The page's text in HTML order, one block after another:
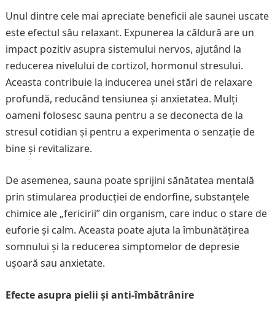
Unul dintre cele mai apreciate beneficii ale saunei uscate
este efectul său relaxant. Expunerea la căldură are un
impact pozitiv asupra sistemului nervos, ajutând la
reducerea nivelului de cortizol, hormonul stresului.
Aceasta contribuie la inducerea unei stări de relaxare
profundă, reducând tensiunea și anxietatea. Mulți
oameni folosesc sauna pentru a se deconecta de la
stresul cotidian și pentru a experimenta o senzație de
bine și revitalizare.
De asemenea, sauna poate sprijini sănătatea mentală
prin stimularea producției de endorfine, substanțele
chimice ale „fericirii” din organism, care induc o stare de
euforie și calm. Aceasta poate ajuta la îmbunătățirea
somnului și la reducerea simptomelor de depresie
ușoară sau anxietate.
Efecte asupra pielii și anti-îmbătrânire